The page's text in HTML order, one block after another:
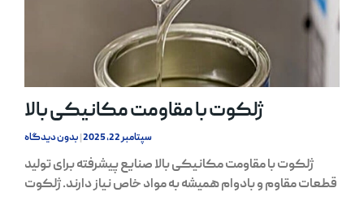
ژلکوت با مقاومت مکانیکی بالا
سپتامبر 22, 2025 بدون دیدگاه
ژلکوت با مقاومت مکانیکی بالا صنایع پیشرفته برای تولید
قطعات مقاوم و بادوام همیشه به مواد خاص نیاز دارند. ژلکوت